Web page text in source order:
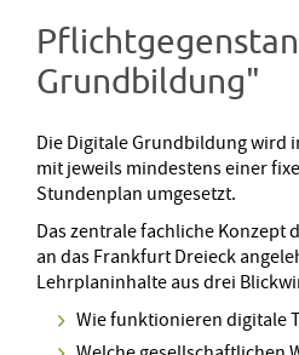
Grundbildung"
Die Digitale Grundbildung wird
mit jeweils mindestens einer
Stundenplan umgesetzt.
Das zentrale fachliche Konzept
an das Frankfurt Dreieck
Lehrplaninhalte aus drei
Wie funktionieren digitale